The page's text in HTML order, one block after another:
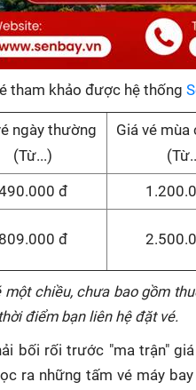
tham khảo được hệ thống
ngày thường
(Từ...)
Giá vé mùa
đ
809.000 đ
một chiều, chưa bao gồm
điểm bạn liên hệ đặt vé.
bối rối trước "ma trận"
ra những tấm vé máy